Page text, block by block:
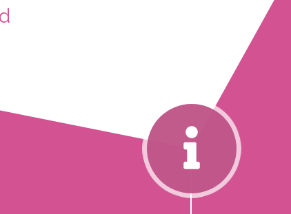
vagy attól, hogy a
álljon és ne eléd.
REGISZTRÁLOK/BELÉPEK